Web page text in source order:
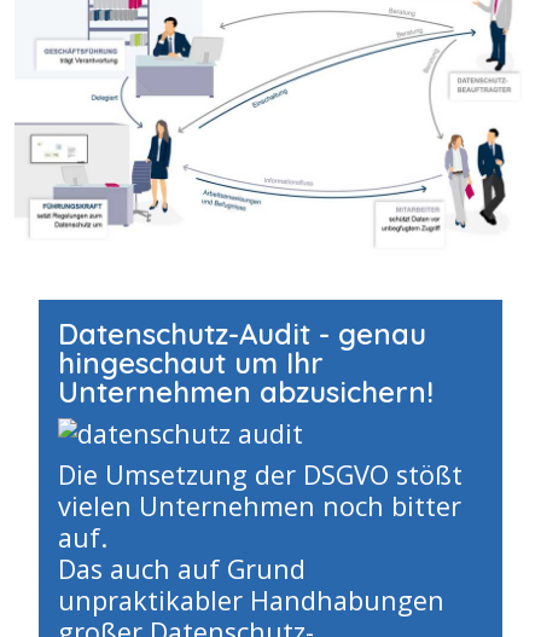
Datenschutz-Audit - genau
hingeschaut um Ihr
Unternehmen abzusichern!
Die Umsetzung der DSGVO stößt
vielen Unternehmen noch bitter
auf.
Das auch auf Grund
unpraktikabler Handhabungen